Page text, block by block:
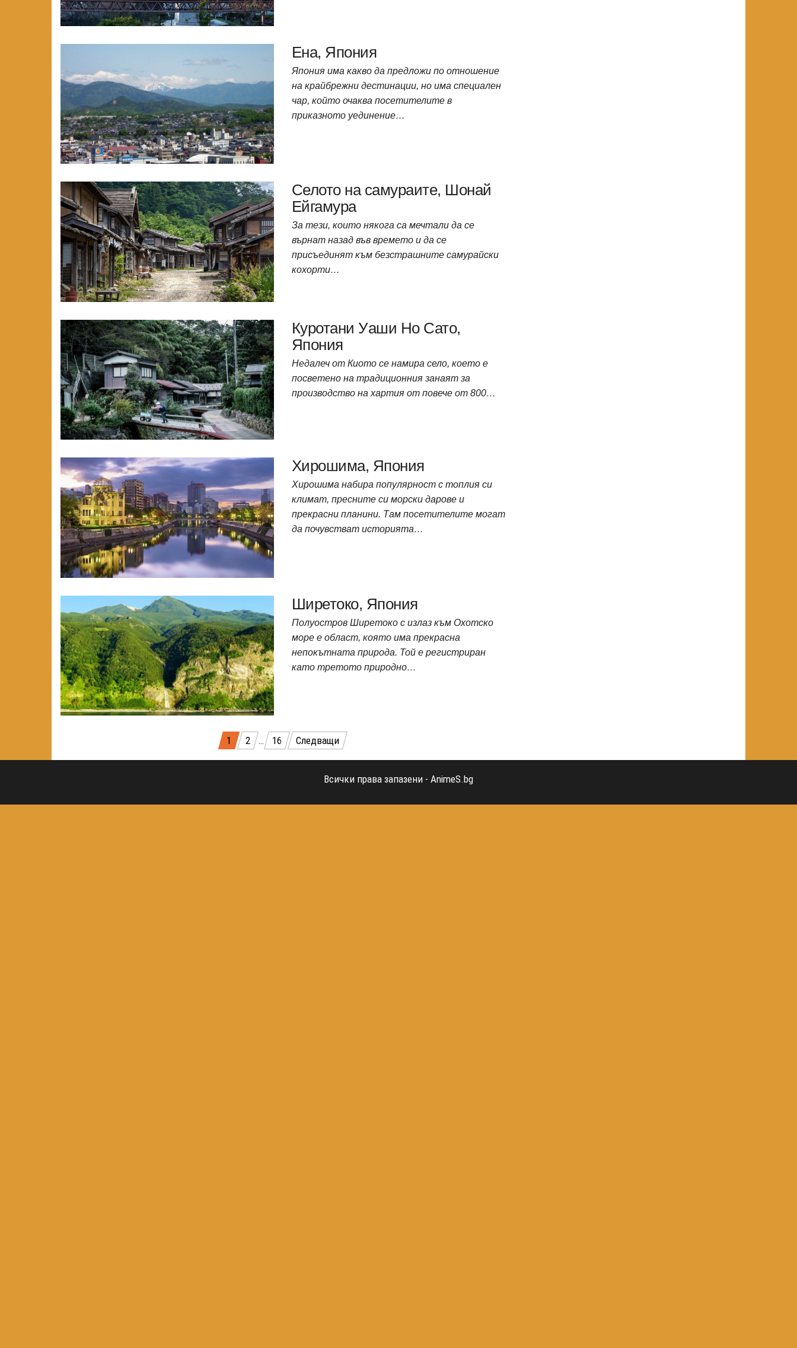
Ена, Япония
Япония има какво да предложи по отношение
на крайбрежни дестинации, но има специален
чар, който очаква посетителите в
приказното уединение…
Селото на самураите, Шонай
Ейгамура
За тези, които някога са мечтали да се
върнат назад във времето и да се
присъединят към безстрашните самурайски
кохорти…
Куротани Уаши Но Сато,
Япония
Недалеч от Киото се намира село, което е
посветено на традиционния занаят за
производство на хартия от повече от 800…
Хирошима, Япония
Хирошима набира популярност с топлия си
климат, пресните си морски дарове и
прекрасни планини. Там посетителите могат
да почувстват историята…
Ширетоко, Япония
Полуостров Ширетоко с излаз към Охотско
море е област, която има прекрасна
непокътната природа. Той е регистриран
като третото природно…
на
на
1 2 … 16 Следващи
Всички права запазени - AnimeS.bg